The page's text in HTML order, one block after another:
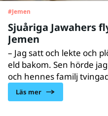
#Jemen
Sjuåriga Jawahers
Jemen
– Jag satt och lekte och
eld bakom. Sen hörde
och hennes familj
Jemen och göra den
Djibouti. Det här är
Läs mer